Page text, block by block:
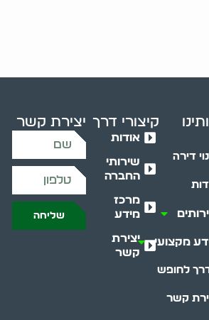
דירה
מקצועי
לחופש
קשר
קיצורי דרך
אודות
שירותי
החברה
מרכז
מידע
יצירת
קשר
יצירת קשר
שליחה